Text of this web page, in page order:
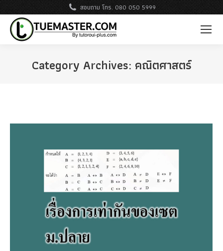
สอบถาม โทร. 080 050 5999
Category Archives: คณิตศาสตร์